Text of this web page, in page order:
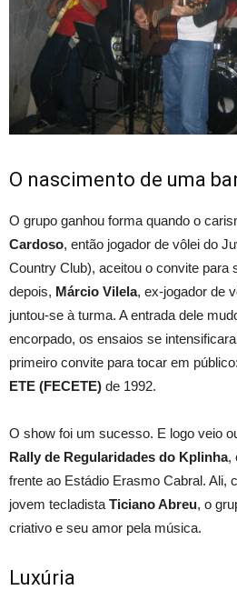
O nascimento de uma
O grupo ganhou forma quando o
Cardoso, então jogador de vôlei do
Country Club), aceitou o convite para
depois, Márcio Vilela, ex-jogador de
juntou-se à turma. A entrada dele
encorpado, os ensaios se
primeiro convite para tocar em
ETE (FECETE) de 1992.
O show foi um sucesso. E logo veio
Rally de Regularidades do Kplinha,
frente ao Estádio Erasmo Cabral. Ali,
jovem tecladista Ticiano Abreu, o
criativo e seu amor pela música.
Luxúria